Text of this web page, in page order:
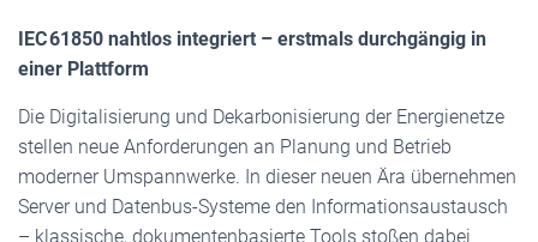
IEC 61850 nahtlos integriert – erstmals durchgängig in
einer Plattform
Die Digitalisierung und Dekarbonisierung der Energienetze
stellen neue Anforderungen an Planung und Betrieb
moderner Umspannwerke. In dieser neuen Ära übernehmen
Server und Datenbus-Systeme den Informationsaustausch
– klassische, dokumentenbasierte Tools stoßen dabei